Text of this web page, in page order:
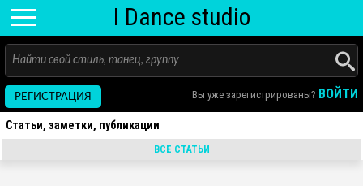
I Dance studio
Вы уже зарегистрированы? ВОЙТИ
РЕГИСТРАЦИЯ
Статьи, заметки, публикации
ВСЕ СТАТЬИ